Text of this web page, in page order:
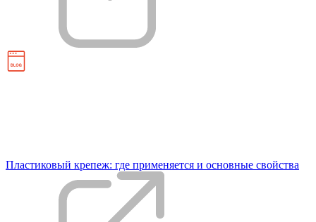
Пластиковый крепеж: где применяется и основные свойства